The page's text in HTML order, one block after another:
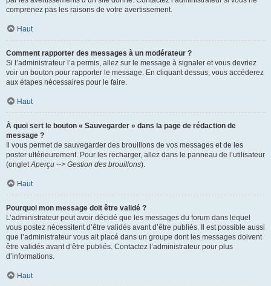
comprenez pas les raisons de votre avertissement.
Haut
Comment rapporter des messages à un modérateur ?
Si l’administrateur l’a permis, allez sur le message à signaler et vous devriez
voir un bouton pour rapporter le message. En cliquant dessus, vous accéderez
aux étapes nécessaires pour le faire.
Haut
À quoi sert le bouton « Sauvegarder » dans la page de rédaction de
message ?
Il vous permet de sauvegarder des brouillons de vos messages et de les
poster ultérieurement. Pour les recharger, allez dans le panneau de l’utilisateur
(ongletAperçu --> Gestion des brouillons).
Haut
Pourquoi mon message doit être validé ?
L’administrateur peut avoir décidé que les messages du forum dans lequel
vous postez nécessitent d’être validés avant d’être publiés. Il est possible aussi
que l’administrateur vous ait placé dans un groupe dont les messages doivent
être validés avant d’être publiés. Contactez l’administrateur pour plus
d’informations.
Haut